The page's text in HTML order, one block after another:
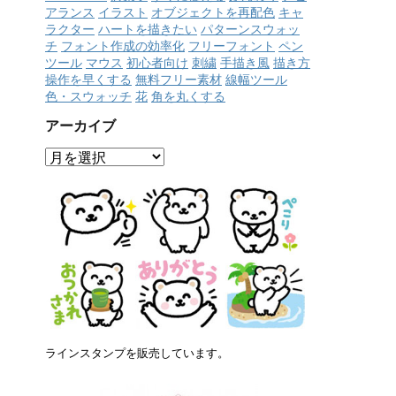
アランス イラスト オブジェクトを再配色 キャ
ラクター ハートを描きたい パターンスウォッ
チ フォント作成の効率化 フリーフォント ペン
ツール マウス 初心者向け 刺繍 手描き風 描き方
操作を早くする 無料フリー素材 線幅ツール
色・スウォッチ 花 角を丸くする
アーカイブ
ア
ラインスタンプを販売しています。